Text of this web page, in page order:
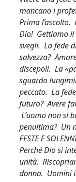
mancano i
Prima l’ascolto.
Dio! Gettiamo il
svegli. La fede
salvezza?
discepoli. La
sguardo
peccato. La
futuro? Avere
L’uomo non si
penultima? Un
FESTE E
Perché Dio si
unità.
donna. Uomini